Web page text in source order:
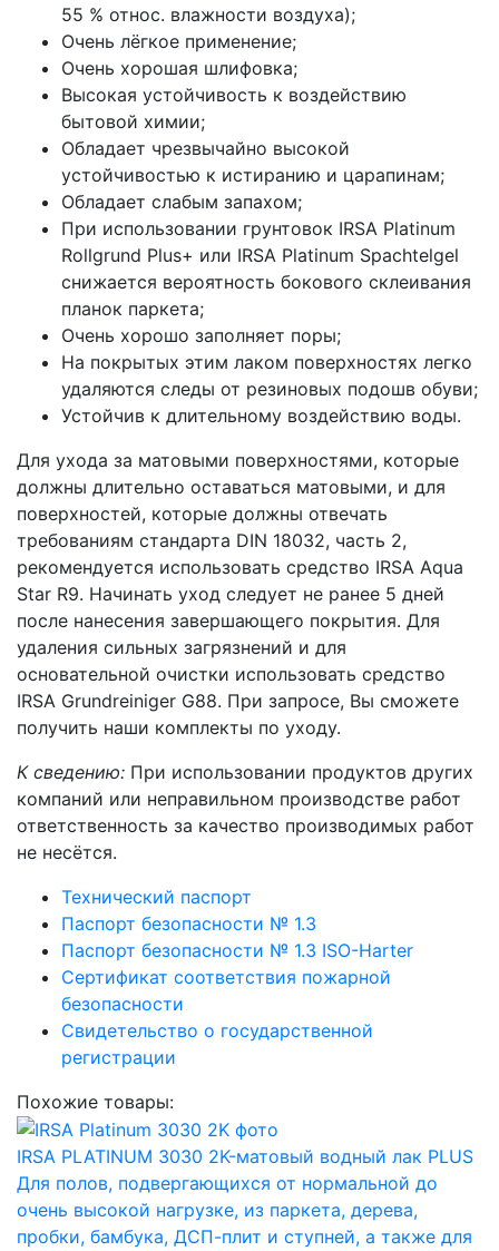
55 % относ. влажности воздуха);
Очень лёгкое применение;
Очень хорошая шлифовка;
Высокая устойчивость к воздействию
бытовой химии;
Обладает чрезвычайно высокой
устойчивостью к истиранию и царапинам;
Обладает слабым запахом;
При использовании грунтовок IRSA Platinum
Rollgrund Plus+ или IRSA Platinum Spachtelgel
снижается вероятность бокового склеивания
планок паркета;
Очень хорошо заполняет поры;
На покрытых этим лаком поверхностях легко
удаляются следы от резиновых подошв обуви;
Устойчив к длительному воздействию воды.
Для ухода за матовыми поверхностями, которые
должны длительно оставаться матовыми, и для
поверхностей, которые должны отвечать
требованиям стандарта DIN 18032, часть 2,
рекомендуется использовать средство IRSA Aqua
Star R9. Начинать уход следует не ранее 5 дней
после нанесения завершающего покрытия. Для
удаления сильных загрязнений и для
основательной очистки использовать средство
IRSA Grundreiniger G88. При запросе, Вы сможете
получить наши комплекты по уходу.
К сведению: При использовании продуктов других
компаний или неправильном производстве работ
ответственность за качество производимых работ
не несётся.
Технический паспорт
Паспорт безопасности № 1.3
Паспорт безопасности № 1.3 ISO-Harter
Сертификат соответствия пожарной
безопасности
Свидетельство о государственной
регистрации
Похожие товары:
IRSA PLATINUM 3030 2K-матовый водный лак PLUS
Для полов, подвергающихся от нормальной до
очень высокой нагрузке, из паркета, дерева,
пробки, бамбука, ДСП-плит и ступней, а также для